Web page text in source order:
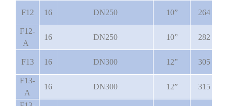
F12 16 DN250 10” 264
F12-
A
16 DN250 10” 282
F13 16 DN300 12” 305
F13-
A
16 DN300 12” 315